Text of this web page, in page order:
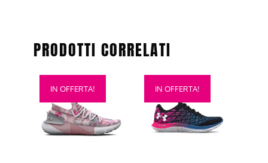
PRODOTTI CORRELATI
IN OFFERTA!
Questo
prodotto
più
varianti.
IN OFFERTA!
Questo
prodotto